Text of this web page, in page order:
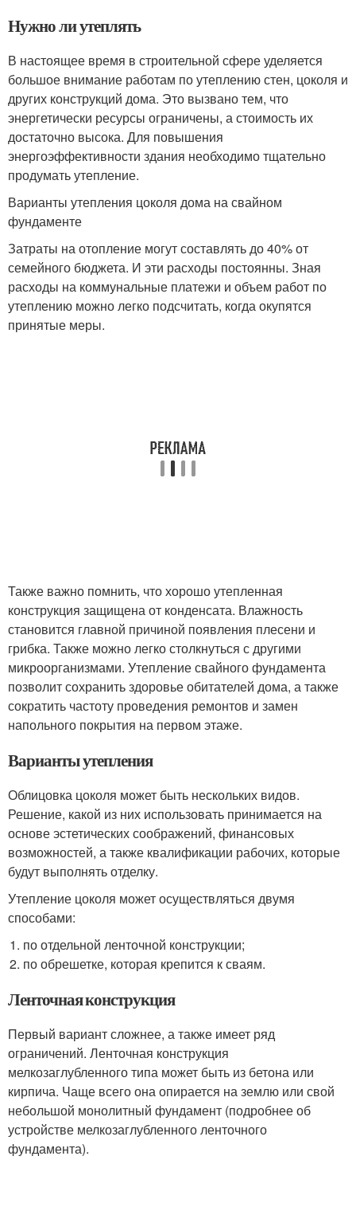
Нужно ли утеплять
В настоящее время в строительной сфере уделяется
большое внимание работам по утеплению стен, цоколя и
других конструкций дома. Это вызвано тем, что
энергетически ресурсы ограничены, а стоимость их
достаточно высока. Для повышения
энергоэффективности здания необходимо тщательно
продумать утепление.
Варианты утепления цоколя дома на свайном
фундаменте
Затраты на отопление могут составлять до 40% от
семейного бюджета. И эти расходы постоянны. Зная
расходы на коммунальные платежи и объем работ по
утеплению можно легко подсчитать, когда окупятся
принятые меры.
Также важно помнить, что хорошо утепленная
конструкция защищена от конденсата. Влажность
становится главной причиной появления плесени и
грибка. Также можно легко столкнуться с другими
микроорганизмами. Утепление свайного фундамента
позволит сохранить здоровье обитателей дома, а также
сократить частоту проведения ремонтов и замен
напольного покрытия на первом этаже.
Варианты утепления
Облицовка цоколя может быть нескольких видов.
Решение, какой из них использовать принимается на
основе эстетических соображений, финансовых
возможностей, а также квалификации рабочих, которые
будут выполнять отделку.
Утепление цоколя может осуществляться двумя
способами:
по отдельной ленточной конструкции;
по обрешетке, которая крепится к сваям.
Ленточная конструкция
Первый вариант сложнее, а также имеет ряд
ограничений. Ленточная конструкция
мелкозаглубленного типа может быть из бетона или
кирпича. Чаще всего она опирается на землю или свой
небольшой монолитный фундамент (подробнее об
устройстве мелкозаглубленного ленточного
фундамента).